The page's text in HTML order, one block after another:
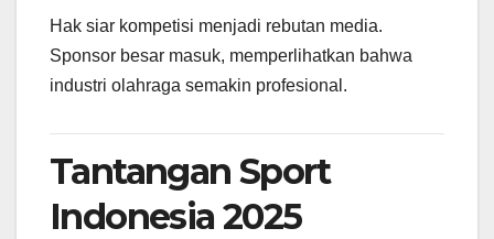
Hak siar kompetisi menjadi rebutan media.
Sponsor besar masuk, memperlihatkan bahwa
industri olahraga semakin profesional.
Tantangan Sport
Indonesia 2025